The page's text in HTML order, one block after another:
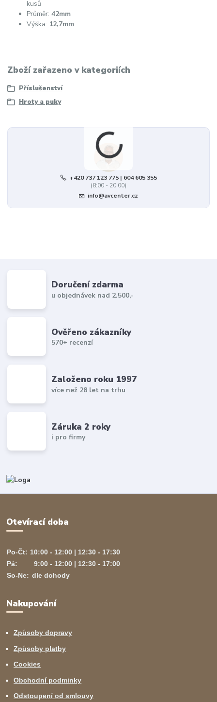
kusů
Průměr: 42mm
Výška: 12,7mm
Zboží zařazeno v kategoriích
Příslušenství
Hroty a puky
+420 737 123 775 | 604 605 355
(8:00 - 20:00)
info@avcenter.cz
Doručení zdarma
u objednávek nad 2.500,-
Ověřeno zákazníky
570+ recenzí
Založeno roku 1997
více než 28 let na trhu
Záruka 2 roky
i pro firmy
Otevírací doba
Po-Čt: 10:00 - 12:00 | 12:30 - 17:30
Pá:
9:00 - 12:00 | 12:30 - 17:00
So-Ne: dle dohody
Nakupování
Způsoby dopravy
Způsoby platby
Cookies
Obchodní podminky
Odstoupení od smlouvy